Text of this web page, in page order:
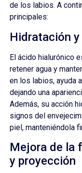
de los labios. A
principales:
Hidratación
El ácido hialurónico
retener agua y
en los labios, ayuda
dejando una
Además, su acción
signos del
piel, manteniéndola
Mejora de la
y proyección